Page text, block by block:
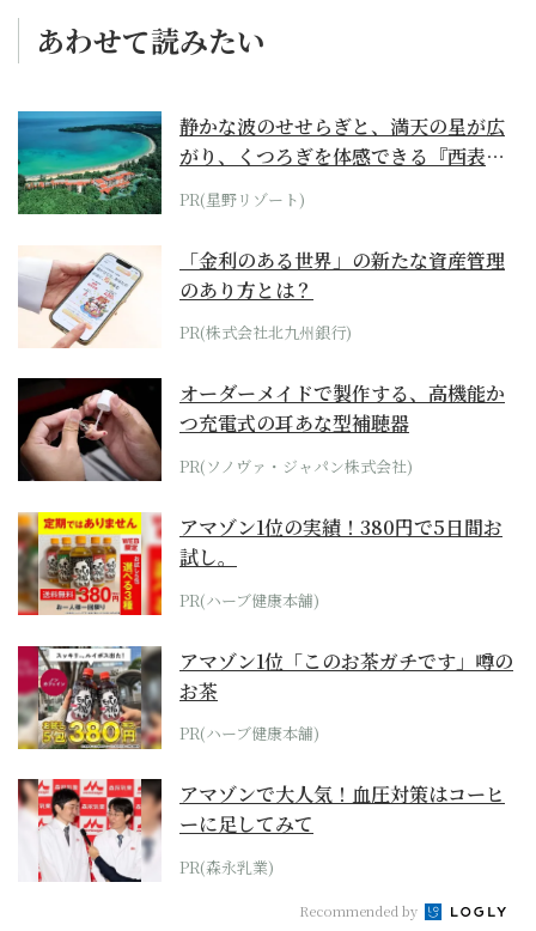
あわせて読みたい
静かな波のせせらぎと、満天の星が広
がり、くつろぎを体感できる『西表島
ホテル by...
PR(星野リゾート)
「金利のある世界」の新たな資産管理
のあり方とは？
PR(株式会社北九州銀行)
オーダーメイドで製作する、高機能か
つ充電式の耳あな型補聴器
PR(ソノヴァ・ジャパン株式会社)
アマゾン1位の実績！380円で5日間お
試し。
PR(ハーブ健康本舗)
アマゾン1位「このお茶ガチです」噂の
お茶
PR(ハーブ健康本舗)
アマゾンで大人気！血圧対策はコーヒ
ーに足してみて
PR(森永乳業)
Recommended by